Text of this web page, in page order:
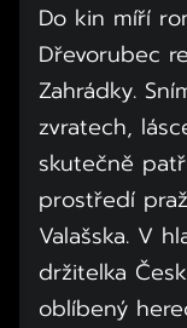
Do kin míří
Dřevorubec
Zahrádky.
zvratech,
skutečně
prostředí
Valašska. V
držitelka
oblíbený